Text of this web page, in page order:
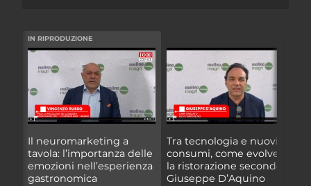
IN RIPRODUZIONE
Il neuromarketing a
tavola: l’importanza delle
emozioni nell’esperienza
gastronomica
Tra tecnologia e nuovi
consumi, come evolverà
la ristorazione secondo
Giuseppe D’Aquino